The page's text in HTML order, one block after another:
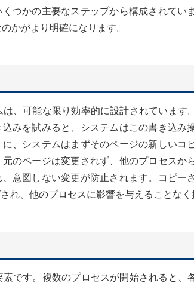
つかの主要なステップから構成されてい
かがより明確になります。
、可能な限り効率的に設計されています
みを試みると、システムはこの書き込み
、システムはまずそのページの新しいコ
のページは変更されず、他のプロセスか
意図しない変更が防止されます。コピー
れ、他のプロセスに影響を与えることなく
です。複数のプロセスが開始されると、